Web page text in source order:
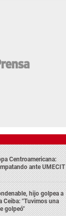
Centroamericana:
ante UMECIT
hijo golpea a
Ceiba: "Tuvimos una
golpeó"